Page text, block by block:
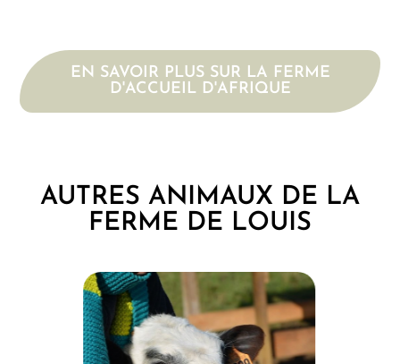
EN SAVOIR PLUS SUR LA FERME
D'ACCUEIL D'AFRIQUE
AUTRES ANIMAUX DE LA
FERME DE LOUIS